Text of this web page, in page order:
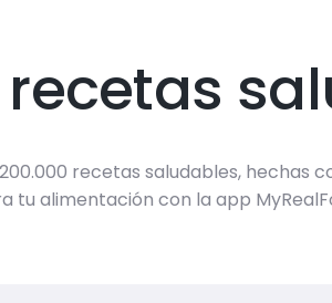
recetas saludables, hechas
tu alimentación con la app